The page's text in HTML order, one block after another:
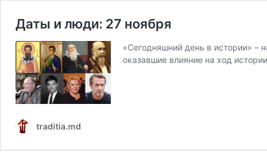
Даты и люди: 27 ноября
«Сегодняшний день в истории»
оказавшие влияние на ход
traditia.md